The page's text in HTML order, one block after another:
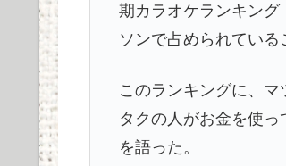
期カラオケランキン
ソンで占められている
このランキングに、
タクの人がお金を使
を語った。